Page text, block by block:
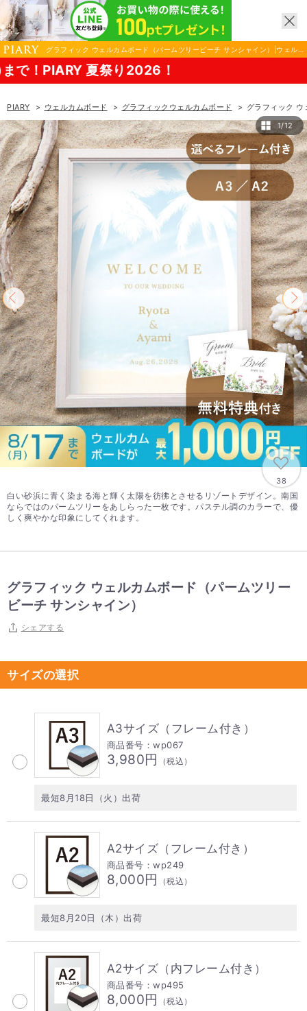
グラフィック ウェルカムボード（パームツリービーチ サンシャイン）|ウェル
カムボードならPIARY（ピアリー）
2026！
PIARY ウェルカムボード グラフィックウェルカムボード
グラフィック
1/12
38
白い砂浜に青く染まる海と輝く太陽を彷彿とさせるリゾートデザイン。南国
ならではのパームツリーをあしらった一枚です。パステル調のカラーで、優
しく爽やかな印象にしてくれます。
グラフィック ウェルカムボード（パームツリー
ビーチ サンシャイン）
シェアする
サイズの選択
A3サイズ（フレーム付き）
商品番号：wp067
3,980円 （税込）
最短8月18日（火）出荷
A2サイズ（フレーム付き）
商品番号：wp249
8,000円 （税込）
最短8月20日（木）出荷
A2サイズ（内フレーム付き）
商品番号：wp495
8,000円 （税込）